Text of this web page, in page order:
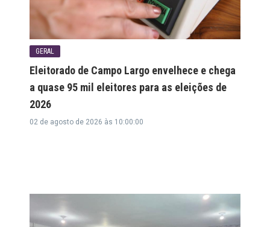
GERAL
Eleitorado de Campo Largo envelhece e chega
a quase 95 mil eleitores para as eleições de
2026
02 de agosto de 2026 às 10:00:00